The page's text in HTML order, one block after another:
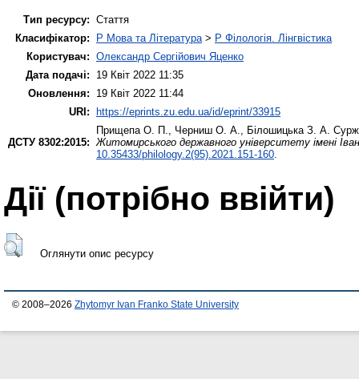
Тип ресурсу: Стаття
Класифікатор:
P Мова та Література> P Філологія. Лінгвістика
Користувач: Олександр Сергійович Яценко
Дата подачі:
19 Квіт 2022 11:35
Оновлення:
19 Квіт 2022 11:44
URI:
https://eprints.zu.edu.ua/id/eprint/33915
ДСТУ 8302:2015:
Прищепа О. П., Черниш О. А., Білошицька З. А.
Житомирського державного університету імені
10.35433/philology.2(95).2021.151-160.
Дії ​​(потрібно ввійти)
Оглянути опис ресурсу
© 2008–2026 Zhytomyr Ivan Franko State University